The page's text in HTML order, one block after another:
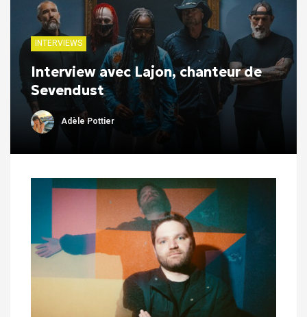
INTERVIEWS
Interview avec Lajon, chanteur de
Sevendust
Adèle Pottier